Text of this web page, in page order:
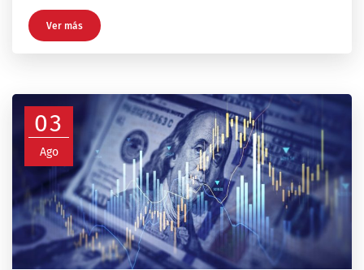
Ver más
03
Ago